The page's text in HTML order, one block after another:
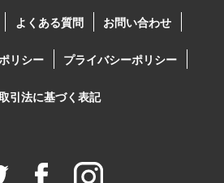
よくある質問 お問い合わせ
リシー プライバシーポリシー
引法に基づく表記